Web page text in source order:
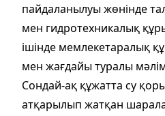
пайдаланылуы жөнінде
мен гидротехникалық
ішінде мемлекетаралық
мен жағдайы туралы
Сондай-ақ құжатта су
атқарылып жатқан